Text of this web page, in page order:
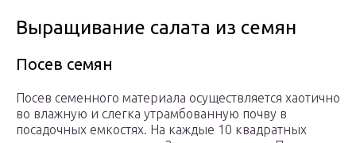
Выращивание салата из семян
Посев семян
Посев семенного материала осуществляется хаотично
во влажную и слегка утрамбованную почву в
посадочных емкостях. На каждые 10 квадратных